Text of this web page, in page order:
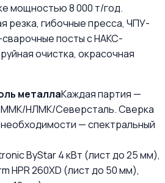
мощностью 8 000 т/год.
резка, гибочные пресса, ЧПУ-
посты с НАКС-
очистка, окрасочная
металлаКаждая партия —
ММК/НЛМК/Северсталь. Сверка
— спектральный
ByStar 4 кВт (лист до 25 мм),
HPR 260XD (лист до 50 мм),